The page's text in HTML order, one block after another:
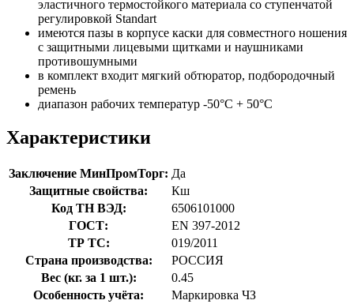
эластичного термостойкого материала со ступенчатой
регулировкой Standart
имеются пазы в корпусе каски для совместного ношения
с защитными лицевыми щитками и наушниками
противошумными
в комплект входит мягкий обтюратор, подбородочный
ремень
диапазон рабочих температур -50°C + 50°C
Характеристики
Заключение МинПромТорг: Да
Защитные свойства:
Кш
Код ТН ВЭД:
6506101000
ГОСТ:
EN 397-2012
ТР ТС:
019/2011
Страна производства:
РОССИЯ
Вес (кг. за 1 шт.):
0.45
Особенность учёта:
Маркировка ЧЗ